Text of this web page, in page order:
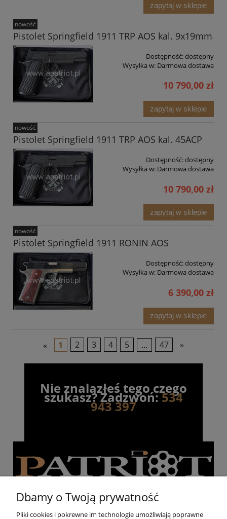
zapytaj w sklepie
Pistolet Springfield 1911 TRP AOS kal. 9x19mm
Dostępność:dostępny
Wysyłka w: Darmowa dostawa
10 790,00 zł
zapytaj w sklepie
nowość
Pistolet Springfield 1911 TRP AOS kal. 45ACP
Dostępność:dostępny
Wysyłka w: Darmowa dostawa
10 790,00 zł
zapytaj w sklepie
nowość
Pistolet Springfield 1911 RONIN AOS
Dostępność:dostępny
Wysyłka w: Darmowa dostawa
6 390,00 zł
zapytaj w sklepie
nowość
« 1 2 3 4 5 ... 47 »
Nie znalazłeś tego czego
szukasz? Zadzwoń:534
943 397
Dbamy o Twoją prywatność
Pliki cookies i pokrewne im technologie umożliwiają poprawne